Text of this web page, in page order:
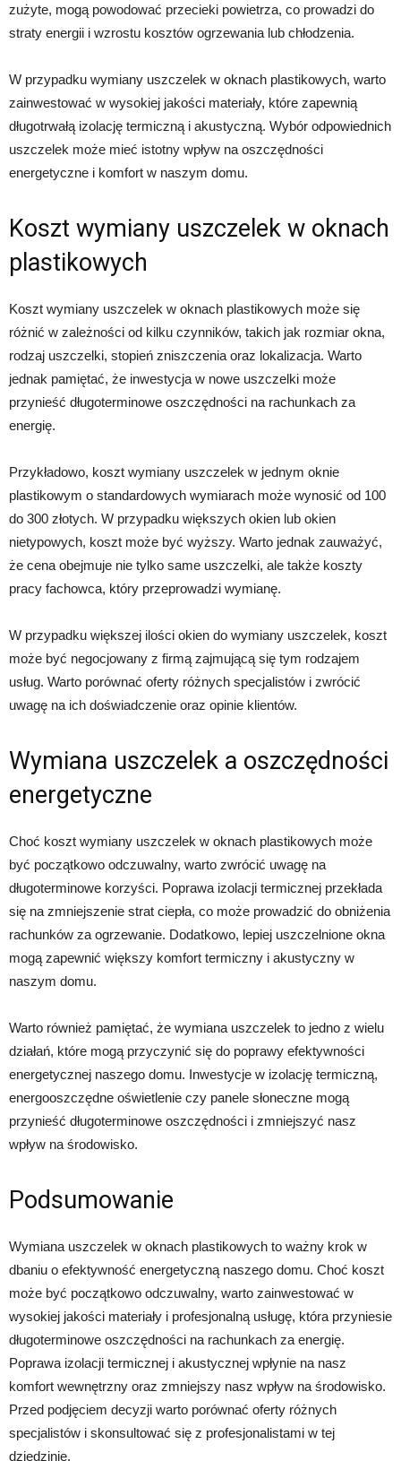
zużyte, mogą powodować przecieki powietrza, co prowadzi do
straty energii i wzrostu kosztów ogrzewania lub chłodzenia.
W przypadku wymiany uszczelek w oknach plastikowych, warto
zainwestować w wysokiej jakości materiały, które zapewnią
długotrwałą izolację termiczną i akustyczną. Wybór odpowiednich
uszczelek może mieć istotny wpływ na oszczędności
energetyczne i komfort w naszym domu.
Koszt wymiany uszczelek w oknach
plastikowych
Koszt wymiany uszczelek w oknach plastikowych może się
różnić w zależności od kilku czynników, takich jak rozmiar okna,
rodzaj uszczelki, stopień zniszczenia oraz lokalizacja. Warto
jednak pamiętać, że inwestycja w nowe uszczelki może
przynieść długoterminowe oszczędności na rachunkach za
energię.
Przykładowo, koszt wymiany uszczelek w jednym oknie
plastikowym o standardowych wymiarach może wynosić od 100
do 300 złotych. W przypadku większych okien lub okien
nietypowych, koszt może być wyższy. Warto jednak zauważyć,
że cena obejmuje nie tylko same uszczelki, ale także koszty
pracy fachowca, który przeprowadzi wymianę.
W przypadku większej ilości okien do wymiany uszczelek, koszt
może być negocjowany z firmą zajmującą się tym rodzajem
usług. Warto porównać oferty różnych specjalistów i zwrócić
uwagę na ich doświadczenie oraz opinie klientów.
Wymiana uszczelek a oszczędności
energetyczne
Choć koszt wymiany uszczelek w oknach plastikowych może
być początkowo odczuwalny, warto zwrócić uwagę na
długoterminowe korzyści. Poprawa izolacji termicznej przekłada
się na zmniejszenie strat ciepła, co może prowadzić do obniżenia
rachunków za ogrzewanie. Dodatkowo, lepiej uszczelnione okna
mogą zapewnić większy komfort termiczny i akustyczny w
naszym domu.
Warto również pamiętać, że wymiana uszczelek to jedno z wielu
działań, które mogą przyczynić się do poprawy efektywności
energetycznej naszego domu. Inwestycje w izolację termiczną,
energooszczędne oświetlenie czy panele słoneczne mogą
przynieść długoterminowe oszczędności i zmniejszyć nasz
wpływ na środowisko.
Podsumowanie
Wymiana uszczelek w oknach plastikowych to ważny krok w
dbaniu o efektywność energetyczną naszego domu. Choć koszt
może być początkowo odczuwalny, warto zainwestować w
wysokiej jakości materiały i profesjonalną usługę, która przyniesie
długoterminowe oszczędności na rachunkach za energię.
Poprawa izolacji termicznej i akustycznej wpłynie na nasz
komfort wewnętrzny oraz zmniejszy nasz wpływ na środowisko.
Przed podjęciem decyzji warto porównać oferty różnych
specjalistów i skonsultować się z profesjonalistami w tej
dziedzinie.